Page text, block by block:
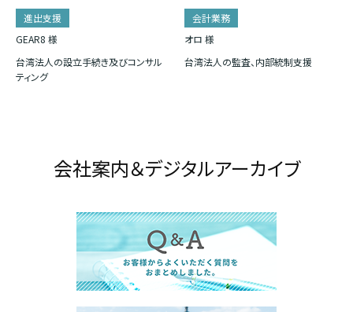
進出支援
GEAR8 様
台湾法人の設立手続き及びコンサル
ティング
会計業務
オロ 様
台湾法人の監査、内部統制支援
会社案内＆デジタルアーカイブ